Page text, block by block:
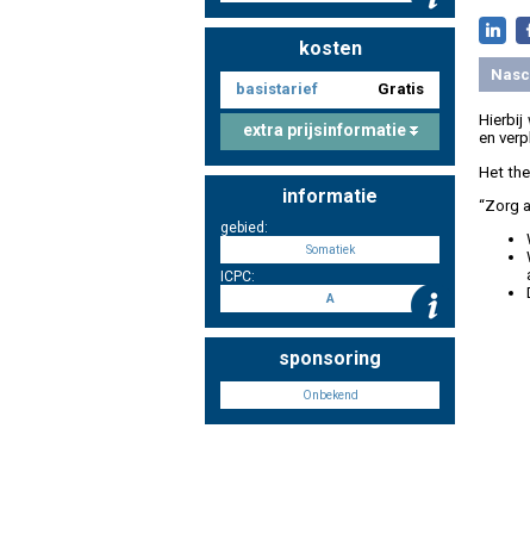
kosten
basistarief Gratis
extra prijsinformatie
informatie
gebied:
Somatiek
ICPC:
A
sponsoring
Onbekend
Hierbij
en
Het
“Zorg